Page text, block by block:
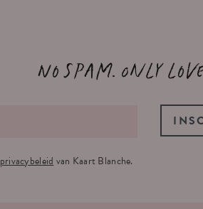
No spam. Only
privacybeleid van Kaart Blanche.